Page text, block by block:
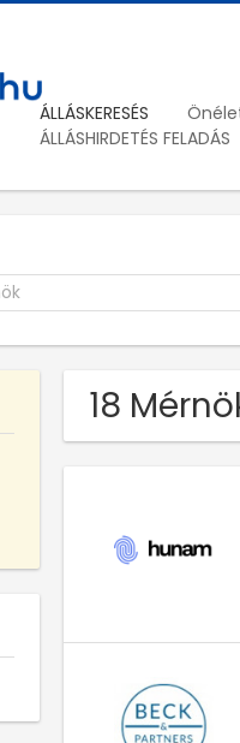
ÁLLÁSKERESÉS
ÁLLÁSHIRDETÉS FELADÁS
18